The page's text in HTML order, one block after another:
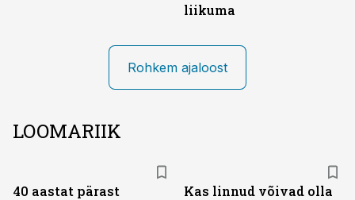
liikuma
Rohkem ajaloost
LOOMARIIK
40 aastat pärast
Kas linnud võivad olla